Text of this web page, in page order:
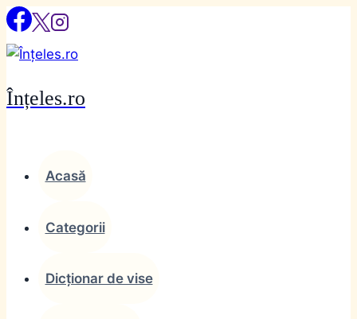
Skip
content
Înțeles.ro
Acasă
Categorii
Dicționar de vise